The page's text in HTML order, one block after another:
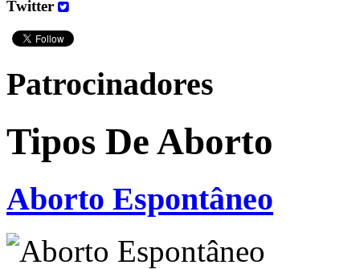
Twitter
Patrocinadores
Tipos De Aborto
Aborto Espontâneo